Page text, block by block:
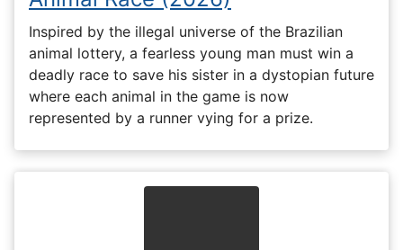
Inspired by the illegal universe of the Brazilian
animal lottery, a fearless young man must win a
deadly race to save his sister in a dystopian future
where each animal in the game is now
represented by a runner vying for a prize.